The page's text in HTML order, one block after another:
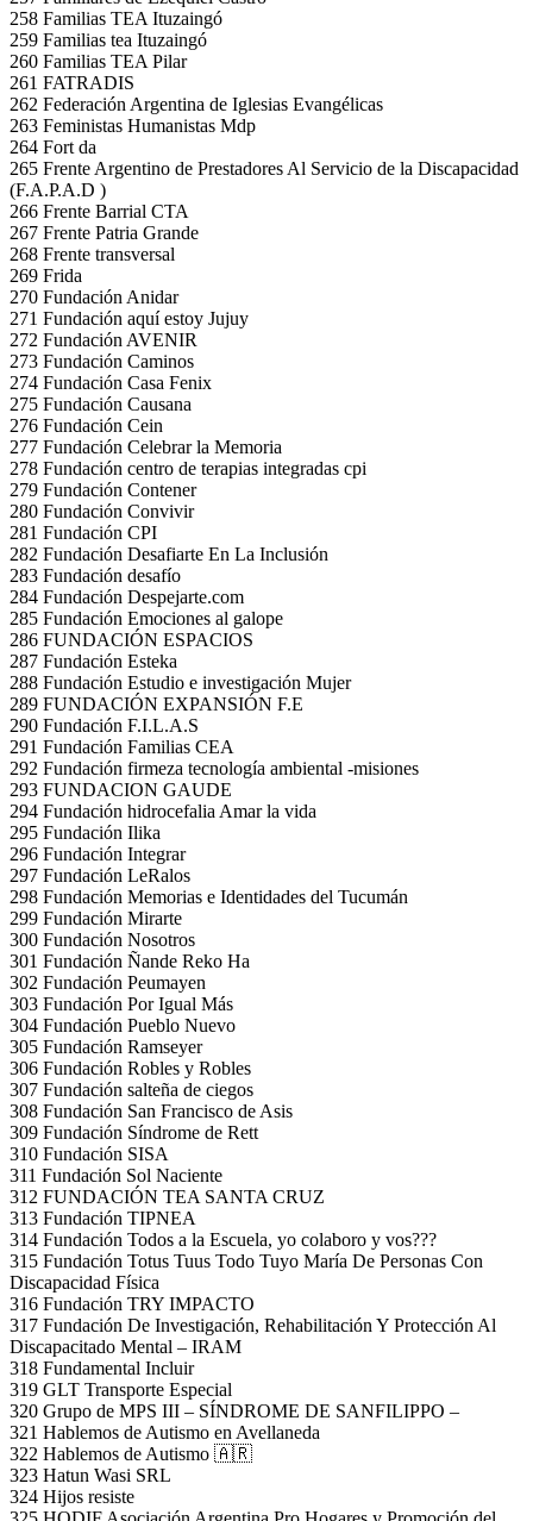
258 Familias TEA Ituzaingó
259 Familias tea Ituzaingó
260 Familias TEA Pilar
261 FATRADIS
262 Federación Argentina de Iglesias Evangélicas
263 Feministas Humanistas Mdp
264 Fort da
265 Frente Argentino de Prestadores Al Servicio de la Discapacidad
(F.A.P.A.D )
266 Frente Barrial CTA
267 Frente Patria Grande
268 Frente transversal
269 Frida
270 Fundación Anidar
271 Fundación aquí estoy Jujuy
272 Fundación AVENIR
273 Fundación Caminos
274 Fundación Casa Fenix
275 Fundación Causana
276 Fundación Cein
277 Fundación Celebrar la Memoria
278 Fundación centro de terapias integradas cpi
279 Fundación Contener
280 Fundación Convivir
281 Fundación CPI
282 Fundación Desafiarte En La Inclusión
283 Fundación desafío
284 Fundación Despejarte.com
285 Fundación Emociones al galope
286 FUNDACIÓN ESPACIOS
287 Fundación Esteka
288 Fundación Estudio e investigación Mujer
289 FUNDACIÓN EXPANSIÓN F.E
290 Fundación F.I.L.A.S
291 Fundación Familias CEA
292 Fundación firmeza tecnología ambiental -misiones
293 FUNDACION GAUDE
294 Fundación hidrocefalia Amar la vida
295 Fundación Ilika
296 Fundación Integrar
297 Fundación LeRalos
298 Fundación Memorias e Identidades del Tucumán
299 Fundación Mirarte
300 Fundación Nosotros
301 Fundación Ñande Reko Ha
302 Fundación Peumayen
303 Fundación Por Igual Más
304 Fundación Pueblo Nuevo
305 Fundación Ramseyer
306 Fundación Robles y Robles
307 Fundación salteña de ciegos
308 Fundación San Francisco de Asis
309 Fundación Síndrome de Rett
310 Fundación SISA
311 Fundación Sol Naciente
312 FUNDACIÓN TEA SANTA CRUZ
313 Fundación TIPNEA
314 Fundación Todos a la Escuela, yo colaboro y vos???
315 Fundación Totus Tuus Todo Tuyo María De Personas Con
Discapacidad Física
316 Fundación TRY IMPACTO
317 Fundación De Investigación, Rehabilitación Y Protección Al
Discapacitado Mental – IRAM
318 Fundamental Incluir
319 GLT Transporte Especial
320 Grupo de MPS III – SÍNDROME DE SANFILIPPO –
321 Hablemos de Autismo en Avellaneda
322 Hablemos de Autismo 🇦🇷
323 Hatun Wasi SRL
324 Hijos resiste